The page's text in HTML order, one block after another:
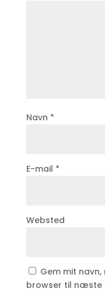
Navn *
E-mail *
Websted
Gem mit
browser til næste